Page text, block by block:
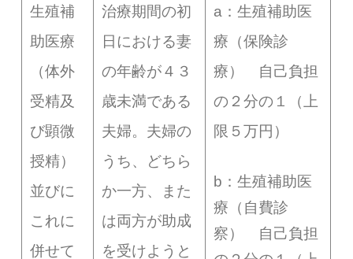
生殖補
助医療
（体外
受精及
び顕微
授精）
並びに
これに
併せて
治療期間の初
日における妻
の年齢が４３
歳未満である
夫婦。夫婦の
うち、どちら
か一方、また
は両方が助成
を受けようと
a：生殖補助医
療（保険診
療） 自己負担
の２分の１（上
限５万円）
b：生殖補助医
療（自費診
察） 自己負担